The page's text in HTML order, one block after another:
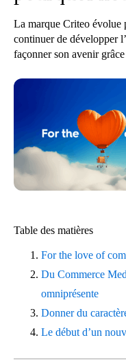
La marque Criteo évolue
continuer de développer
façonner son avenir
Table des matières
For the love of
Du Commerce
omniprésente
Donner du
Le début d’un